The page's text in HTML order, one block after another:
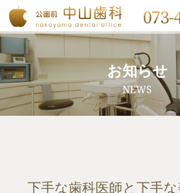
お知らせ
NEWS
下手な歯科医師と下手